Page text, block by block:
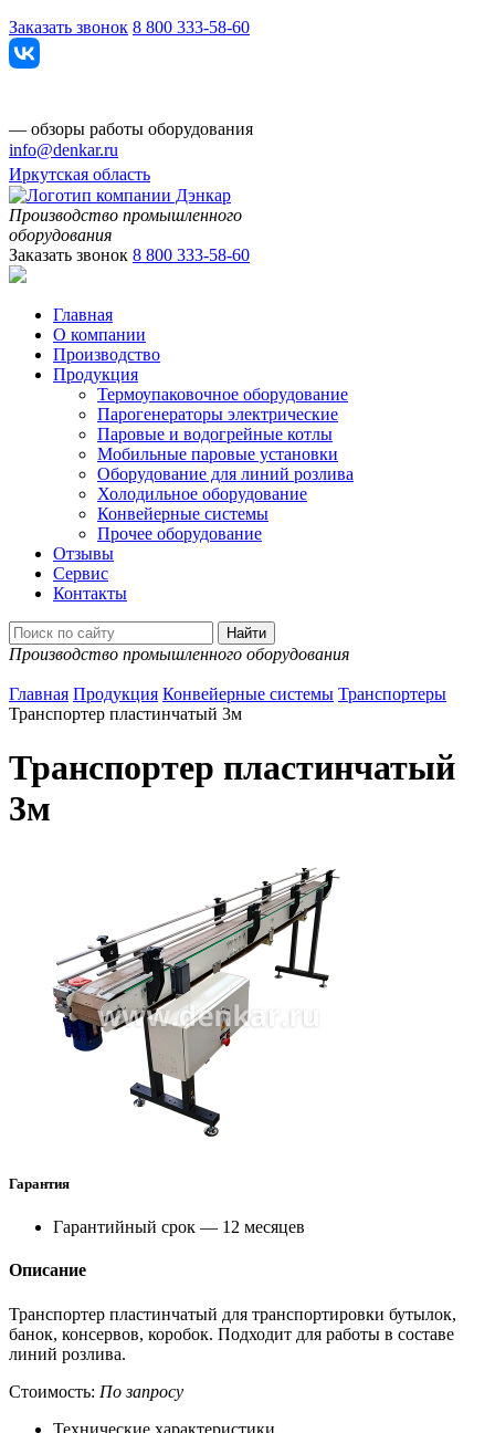
Заказать звонок 8 800 333-58-60
— обзоры работы оборудования
info@denkar.ru
Иркутская область
Производство промышленного
оборудования
Заказать звонок 8 800 333-58-60
Главная
О компании
Производство
Продукция
Термоупаковочное оборудование
Парогенераторы электрические
Паровые и водогрейные котлы
Мобильные паровые установки
Оборудование для линий розлива
Холодильное оборудование
Конвейерные системы
Прочее оборудование
Отзывы
Сервис
Контакты
Производство промышленного оборудования
Главная Продукция Конвейерные системы Транспортеры
Транспортер пластинчатый 3м
Транспортер пластинчатый
3м
Гарантия
Гарантийный срок — 12 месяцев
Описание
Транспортер пластинчатый для транспортировки бутылок,
банок, консервов, коробок. Подходит для работы в составе
линий розлива.
Стоимость: По запросу
Технические характеристики